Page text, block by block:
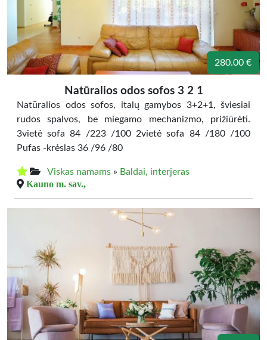
280.00 €
Natūralios odos sofos 3 2 1
Natūralios odos sofos, italų gamybos 3+2+1, šviesiai
rudos spalvos, be miegamo mechanizmo, prižiūrėti.
3vietė sofa 84 /223 /100 2vietė sofa 84 /180 /100
Pufas -krėslas 36 /96 /80
Viskas namams » Baldai, interjeras
Kauno m. sav.,